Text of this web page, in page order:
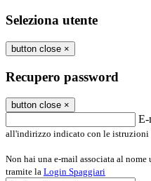
Seleziona utente
button close ×
Recupero password
button close ×
E-
all'indirizzo indicato con le istruzioni
Non hai una e-mail associata al
tramite la Login Spaggiari